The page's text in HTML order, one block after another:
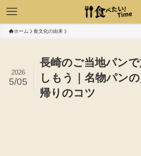
ホーム 食文化の由来
長崎のご当地パン
しもう｜名物パン
帰りのコツ
2026
5/05